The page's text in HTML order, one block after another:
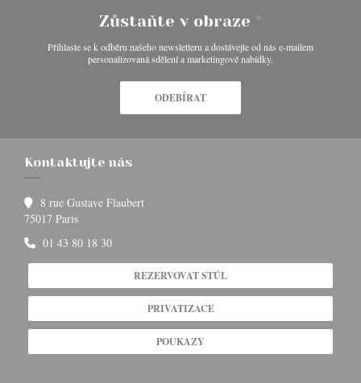
Zůstaňte v obraze *
Přihlaste se k odběru našeho newsletteru a dostávejte od nás e-mailem
personalizovaná sdělení a marketingové nabídky.
ODEBÍRAT
Kontaktujte nás
8 rue Gustave Flaubert
75017 Paris((otevře se v novém okně))
01 43 80 18 30
REZERVOVAT STŮL
PRIVATIZACE
POUKAZY